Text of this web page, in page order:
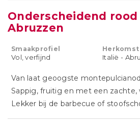
Onderscheidend
Abruzzen
Smaakprofiel
Vol, verfijnd
Herkomst
Italië -
Van laat geoogste
Sappig, fruitig en met een zachte,
Lekker bij de barbecue of